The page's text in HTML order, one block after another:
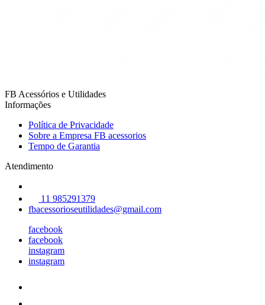
FB Acessórios e Utilidades
Informações
Política de Privacidade
Sobre a Empresa FB acessorios
Tempo de Garantia
Atendimento
11 985291379
fbacessorioseutilidades@gmail.com
facebook
facebook
instagram
instagram